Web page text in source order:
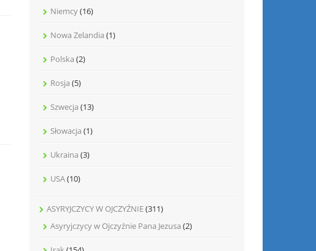
Niemcy(16)
Nowa Zelandia (1)
Polska (2)
Rosja (5)
Szwecja (13)
Słowacja (1)
Ukraina (3)
USA(10)
ASYRYJCZYCY W OJCZYŹNIE(311)
Asyryjczycy w Ojczyźnie Pana Jezusa (2)